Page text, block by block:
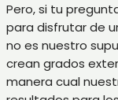
Pero, si tu
para disfrutar de
no es nuestro
crean grados
manera cual